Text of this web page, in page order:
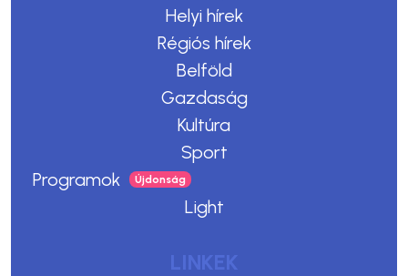
Helyi hírek
Régiós hírek
Belföld
Gazdaság
Kultúra
Sport
Programok
Light
LINKEK